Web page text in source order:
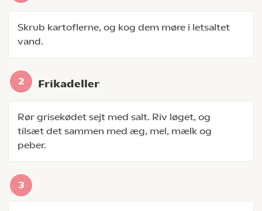
Skrub kartoflerne, og kog dem møre i letsaltet
vand.
Frikadeller
Rør grisekødet sejt med salt. Riv løget, og
tilsæt det sammen med æg, mel, mælk og
peber.